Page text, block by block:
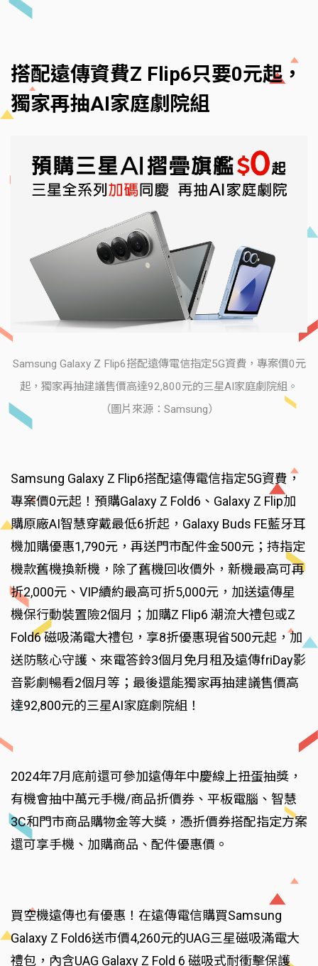
搭配遠傳資費Z Flip6只要0元起，
獨家再抽AI家庭劇院組
Samsung Galaxy Z Flip6搭配遠傳電信指定5G資費，專案價0元
起，獨家再抽建議售價高達92,800元的三星AI家庭劇院組。
（圖片來源：Samsung）
Samsung Galaxy Z Flip6搭配遠傳電信指定5G資費，
專案價0元起！預購Galaxy Z Fold6、Galaxy Z Flip加
購原廠AI智慧穿戴最低6折起，Galaxy Buds FE藍牙耳
機加購優惠1,790元，再送門市配件金500元；持指定
機款舊機換新機，除了舊機回收價外，新機最高可再
折2,000元、VIP續約最高可折5,000元，加送遠傳星
機保行動裝置險2個月；加購Z Flip6 潮流大禮包或Z
Fold6 磁吸滿電大禮包，享8折優惠現省500元起，加
送防駭心守護、來電答鈴3個月免月租及遠傳friDay影
音影劇暢看2個月等；最後還能獨家再抽建議售價高
達92,800元的三星AI家庭劇院組！
2024年7月底前還可參加遠傳年中慶線上扭蛋抽獎，
有機會抽中萬元手機/商品折價券、平板電腦、智慧
3C和門市商品購物金等大獎，憑折價券搭配指定方案
還可享手機、加購商品、配件優惠價。
買空機遠傳也有優惠！在遠傳電信購買Samsung
Galaxy Z Fold6送市價4,260元的UAG三星磁吸滿電大
禮包，內含UAG Galaxy Z Fold 6 磁吸式耐衝擊保護